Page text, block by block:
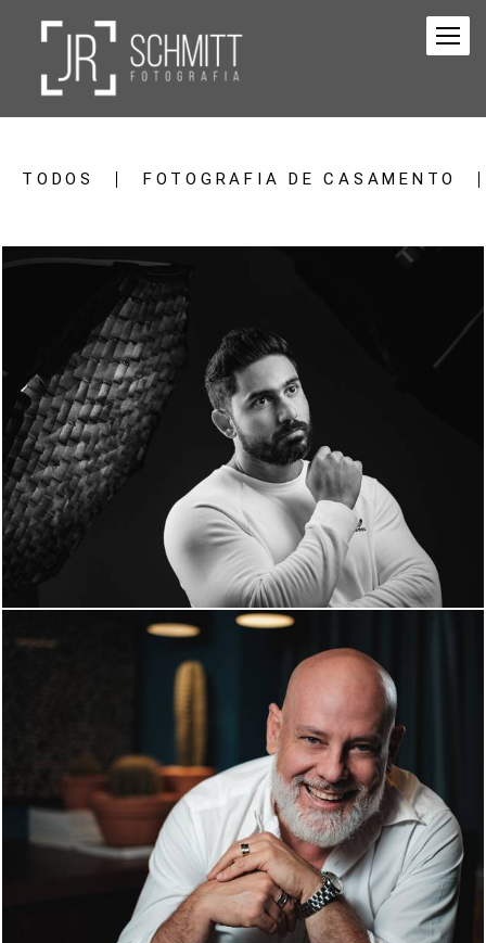
TODOS FOTOGRAFIA DE CASAMENTO
1767 10
1659 0